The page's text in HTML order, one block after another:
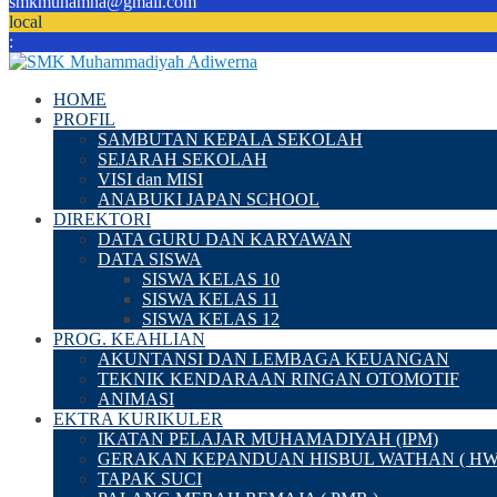
local
:
HOME
PROFIL
SAMBUTAN KEPALA SEKOLAH
SEJARAH SEKOLAH
VISI dan MISI
ANABUKI JAPAN SCHOOL
DIREKTORI
DATA GURU DAN KARYAWAN
DATA SISWA
SISWA KELAS 10
SISWA KELAS 11
SISWA KELAS 12
PROG. KEAHLIAN
AKUNTANSI DAN LEMBAGA KEUANGAN
TEKNIK KENDARAAN RINGAN OTOMOTIF
ANIMASI
EKTRA KURIKULER
IKATAN PELAJAR MUHAMADIYAH (IPM)
GERAKAN KEPANDUAN HISBUL WATHAN (
TAPAK SUCI